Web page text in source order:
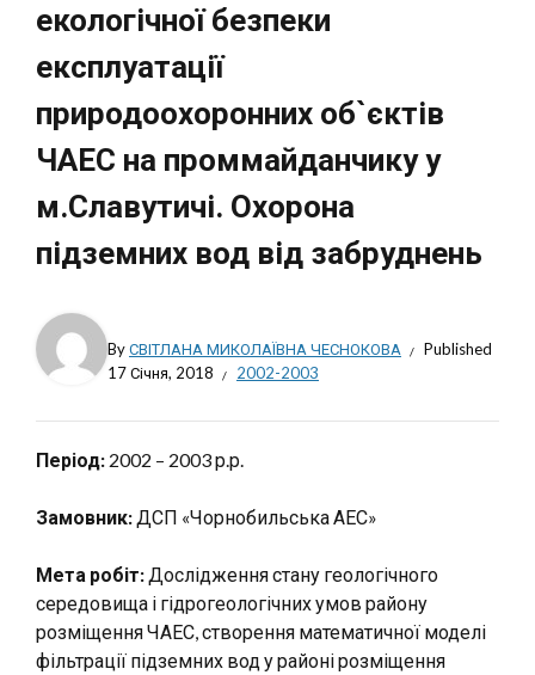
екологічної безпеки
експлуатації
природоохоронних об`єктів
ЧАЕС на проммайданчику у
м.Славутичі. Охорона
підземних вод від забруднень
ByСВІТЛАНА МИКОЛАЇВНА ЧЕСНОКОВА
Published
17 Січня, 2018
2002-2003
Період: 2002 – 2003 р.р.
Замовник: ДСП «Чорнобильська АЕС»
Мета робіт: Дослідження стану геологічного
середовища і гідрогеологічних умов району
розміщення ЧАЕС, створення математичної моделі
фільтрації підземних вод у районі розміщення